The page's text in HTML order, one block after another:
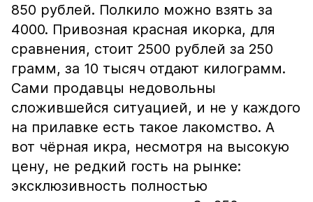
850 рублей. Полкило можно взять за
4000. Привозная красная икорка, для
сравнения, стоит 2500 рублей за 250
грамм, за 10 тысяч отдают килограмм.
Сами продавцы недовольны
сложившейся ситуацией, и не у каждого
на прилавке есть такое лакомство. А
вот чёрная икра, несмотря на высокую
цену, не редкий гость на рынке:
эксклюзивность полностью